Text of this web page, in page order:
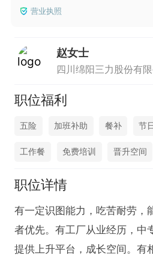
营业执照
赵女士
四川绵阳三力股份有
职位福利
五险 加班补助 餐补 节
工作餐 免费培训 晋升空间
职位详情
有一定识图能力，吃苦耐劳，
者优先。有工厂从业经历，中
提供上升平台，成长空间。有